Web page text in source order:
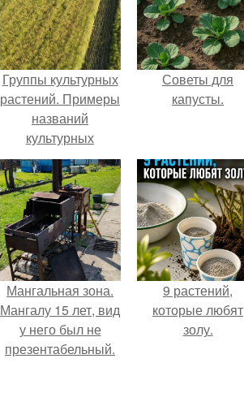
Группы культурных
растений. Примеры
названий
культурных
растений
Советы для
капусты.
Мангальная зона.
Мангалу 15 лет, вид
у него был не
презентабельный.
9 растений,
которые любят
золу.